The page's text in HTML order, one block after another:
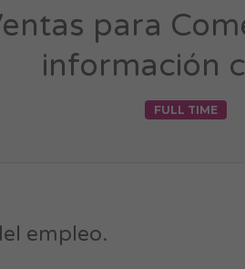
para
información
FULL TIME
empleo.